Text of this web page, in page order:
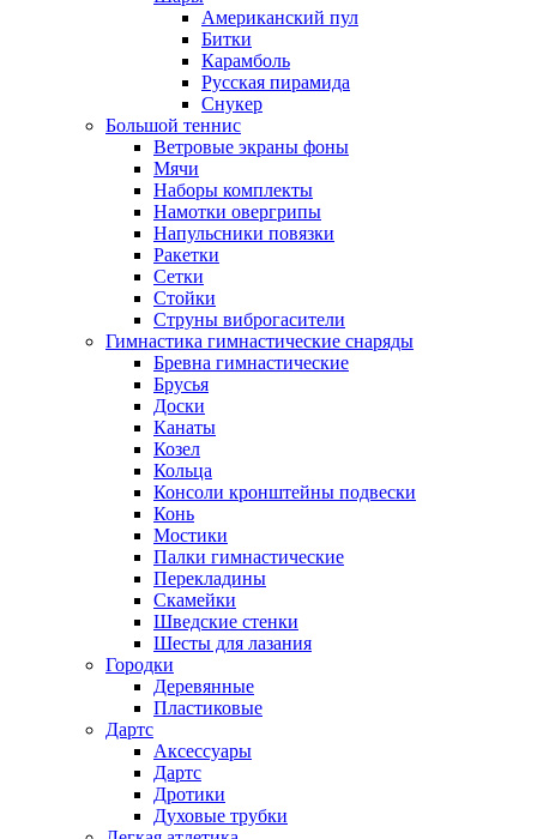
Американский пул
Битки
Карамболь
Русская пирамида
Снукер
Большой теннис
Ветровые экраны фоны
Мячи
Наборы комплекты
Намотки овергрипы
Напульсники повязки
Ракетки
Сетки
Стойки
Струны виброгасители
Гимнастика гимнастические снаряды
Бревна гимнастические
Брусья
Доски
Канаты
Козел
Кольца
Консоли кронштейны подвески
Конь
Мостики
Палки гимнастические
Перекладины
Скамейки
Шведские стенки
Шесты для лазания
Городки
Деревянные
Пластиковые
Дартс
Аксессуары
Дартс
Дротики
Духовые трубки